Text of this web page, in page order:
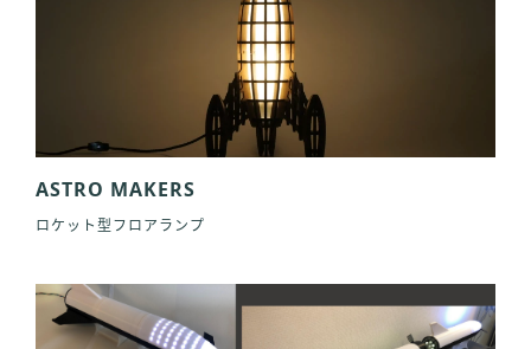
ASTRO MAKERS
ロケット型フロアランプ